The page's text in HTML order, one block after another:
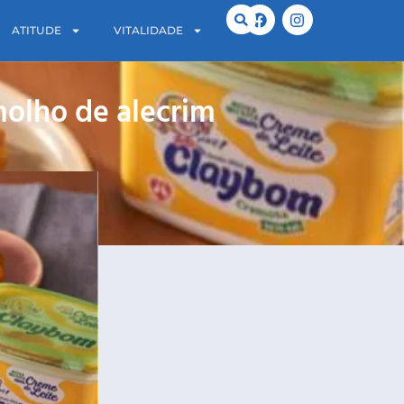
ATITUDE VITALIDADE
de alecrim